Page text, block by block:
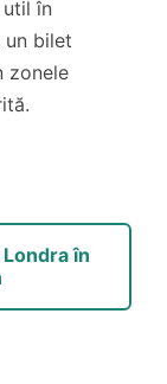
în
bilet
zonele
în